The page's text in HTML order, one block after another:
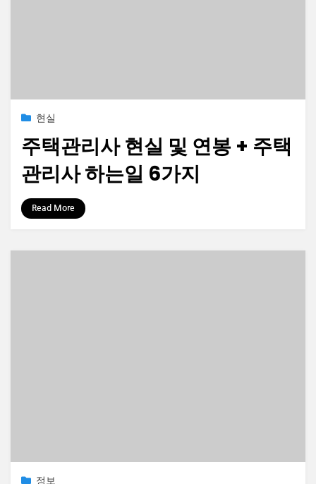
Posted2023-06-27
현실
주택관리사 현실 및 연봉 + 주택
관리사 하는일 6가지
by 정보수집가
Read More
Posted2023-06-26
정보